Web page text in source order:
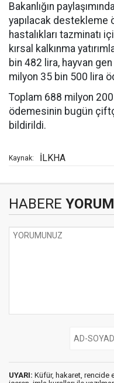
Bakanlığın
yapılacak destekleme
hastalıkları tazminatı
kırsal kalkınma
bin 482 lira, hayvan
milyon 35 bin 500 lira
Toplam 688 milyon
ödemesinin bugün
bildirildi.
Kaynak: İLKHA
HABERE
UYARI: Küfür, hakaret, rencide